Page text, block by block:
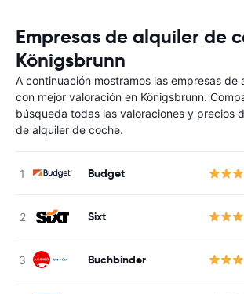
Empresas de alquiler de
Königsbrunn
A continuación mostramos las empresas de
con mejor valoración en Königsbrunn.
búsqueda todas las valoraciones y precios
de alquiler de coche.
Budget
Sixt
Buchbinder